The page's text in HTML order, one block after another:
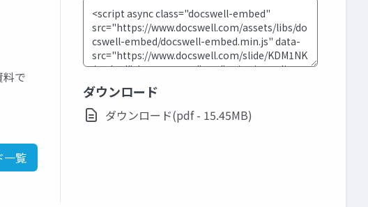
で
一覧
ダウンロード
ダウンロード(pdf - 15.45MB)